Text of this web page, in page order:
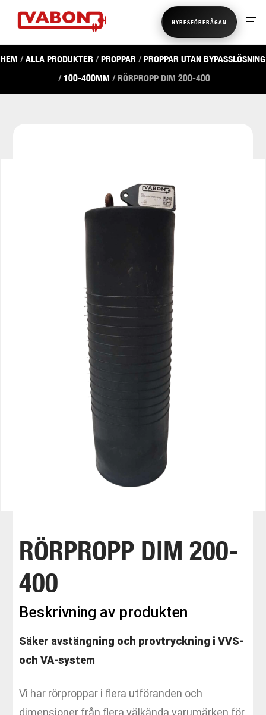
HYRESFÖRFRÅGAN
HEM /ALLA PRODUKTER /PROPPAR /PROPPAR UTAN BYPASSLÖSNING
/100-400MM / RÖRPROPP DIM 200-400
RÖRPROPP DIM 200-
400
Beskrivning av produkten
Säker avstängning och provtryckning i VVS-
och VA-system
Vi har rörproppar i flera utföranden och
dimensioner från flera välkända varumärken för